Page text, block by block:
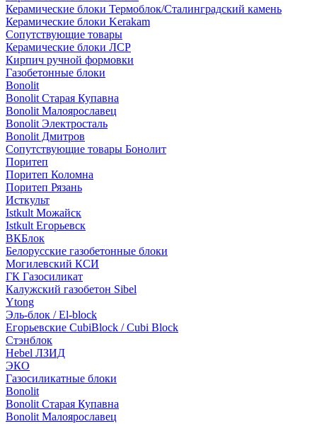
Керамические блоки Термоблок/Сталинградский камень
Керамические блоки Kerakam
Сопутствующие товары
Керамические блоки ЛСР
Кирпич ручной формовки
Газобетонные блоки
Bonolit
Bonolit Старая Купавна
Bonolit Малоярославец
Bonolit Электросталь
Bonolit Дмитров
Сопутствующие товары Бонолит
Поритеп
Поритеп Коломна
Поритеп Рязань
Исткульт
Istkult Можайск
Istkult Егорьевск
ВКБлок
Белорусские газобетонные блоки
Могилевский КСИ
ГК Газосиликат
Калужский газобетон Sibel
Ytong
Эль-блок / El-block
Егорьевские CubiBlock / Cubi Block
Стэнблок
Hebel ЛЗИД
ЭКО
Газосиликатные блоки
Bonolit
Bonolit Старая Купавна
Bonolit Малоярославец